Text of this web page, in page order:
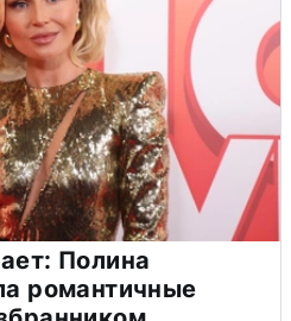
Полина
романтичные